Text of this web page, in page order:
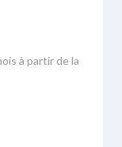
à partir de la